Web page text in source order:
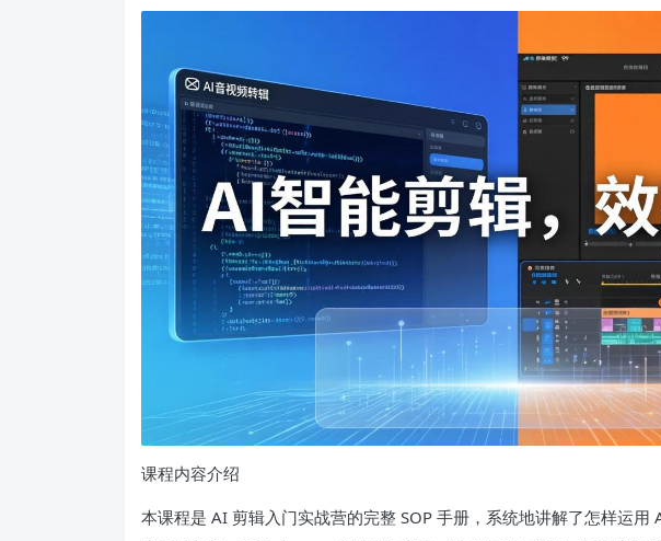
课程内容介绍
本课程是 AI 剪辑入门实战营的完整 SOP 手册，系统地讲解了怎样运